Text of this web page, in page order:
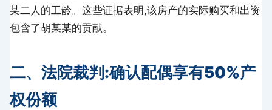
某二人的工龄。这些证据表明,该房产的实际购买和出资
包含了胡某某的贡献。
二、法院裁判:确认配偶享有50%产
权份额